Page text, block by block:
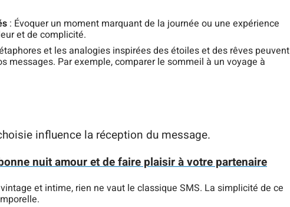
: Évoquer un moment marquant de la journée ou une expérience
et de complicité.
et les analogies inspirées des étoiles et des rêves peuvent
messages. Par exemple, comparer le sommeil à un voyage à
influence la réception du message.
nuit amour et de faire plaisir à votre partenaire
et intime, rien ne vaut le classique SMS. La simplicité de ce